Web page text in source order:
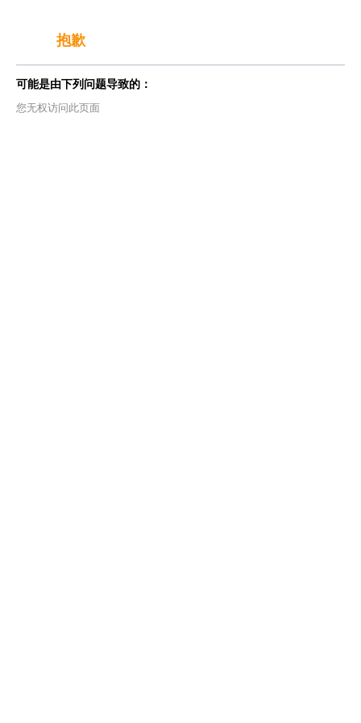
抱歉
可能是由下列问题导致的：
您无权访问此页面